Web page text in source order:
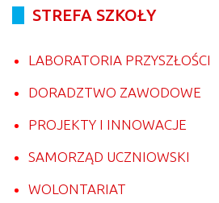
STREFA SZKOŁY
LABORATORIA PRZYSZŁOŚCI
DORADZTWO ZAWODOWE
PROJEKTY I INNOWACJE
SAMORZĄD UCZNIOWSKI
WOLONTARIAT